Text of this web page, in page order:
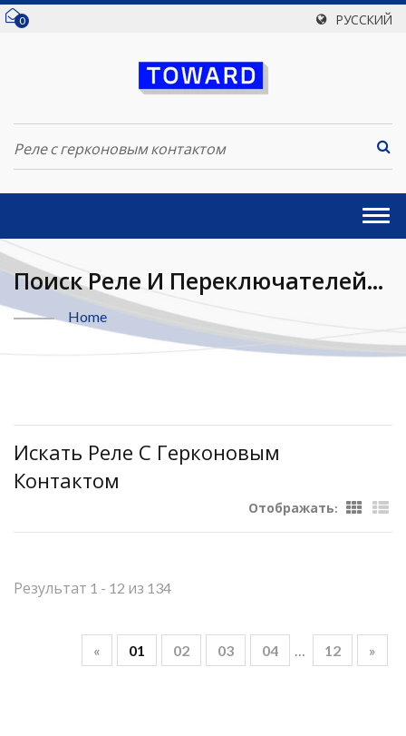
0 РУССКИЙ
Поиск Реле И Переключателей
Реле С Герконовым Контактом |
Toward Technologies, Inc.
Home
Искать Реле С Герконовым
Контактом
Отображать:
Результат 1 - 12 из 134
« 01 02 03 04 … 12 »